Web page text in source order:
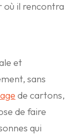
où il rencontra
et
sans
de cartons,
de faire
qui